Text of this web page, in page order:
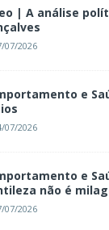
| A análise
07/2026
e
07/2026
e
não é
07/2026